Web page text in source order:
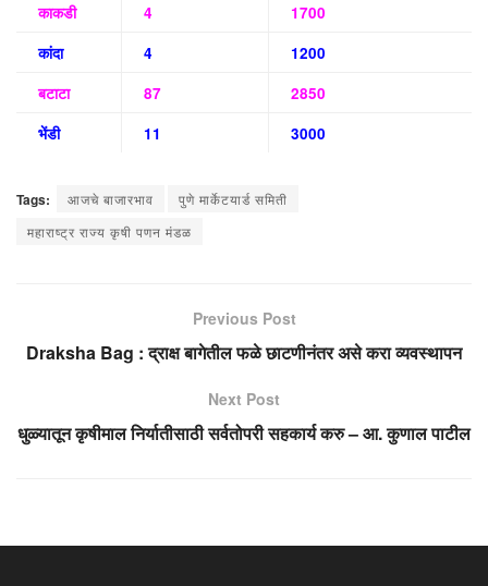
काकडी
4
1700
कांदा
4
1200
बटाटा
87
2850
भेंडी
11 3000
Tags: आजचे बाजारभाव
पुणे मार्केटयार्ड समिती
महाराष्ट्र राज्य कृषी पणन मंडळ
Previous Post
Draksha Bag : द्राक्ष बागेतील फळे छाटणीनंतर असे करा व्यवस्थापन
Next Post
धुळ्यातून कृषीमाल निर्यातीसाठी सर्वतोपरी सहकार्य करु – आ. कुणाल पाटील